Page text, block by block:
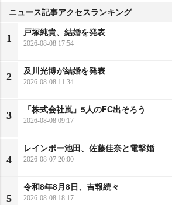
ニュース記事アクセスランキング
1
戸塚純貴、結婚を発表
2026-08-08 17:54
2
及川光博が結婚を発表
2026-08-08 11:34
3
「株式会社嵐」5人のFC出そろう
2026-08-08 09:17
4
レインボー池田、佐藤佳奈と電撃婚
2026-08-07 20:00
5
令和8年8月8日、吉報続々
2026-08-08 18:17